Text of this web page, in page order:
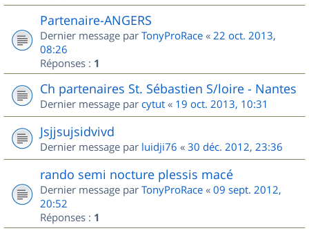
Partenaire-ANGERS
Dernier message par TonyProRace « 22 oct. 2013,
08:26
Réponses : 1
Ch partenaires St. Sébastien S/loire - Nantes
Dernier message par cytut « 19 oct. 2013, 10:31
Jsjjsujsidvivd
Dernier message par luidji76 « 30 déc. 2012, 23:36
rando semi nocture plessis macé
Dernier message par TonyProRace « 09 sept. 2012,
20:52
Réponses : 1